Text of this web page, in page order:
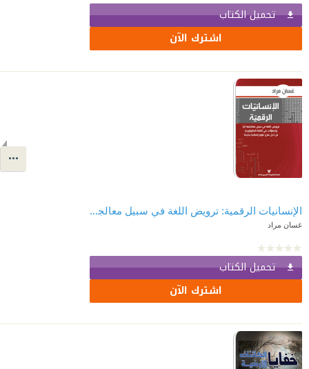
تحميل الكتاب
اشترك الآن
‎⁨الإنسانيات الرقمية: ترويض اللغة في سبيل معالجتها آلياً وتساؤلات في ثقافة التكنولوجيا من أجل طرح علوم إنسانية جديدة
غسان مراد
تحميل الكتاب
اشترك الآن